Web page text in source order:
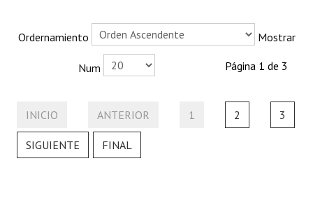
Ordernamiento Mostrar
Num Página 1 de 3
INICIO ANTERIOR 1 2 3
SIGUIENTE FINAL